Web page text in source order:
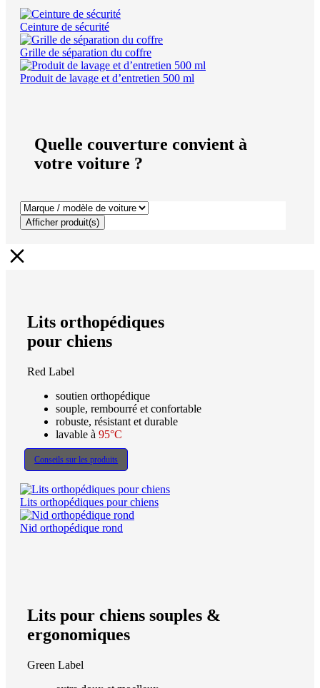
Ceinture de sécurité
Grille de séparation du coffre
Produit de lavage et d’entretien 500 ml
Quelle couverture convient à
votre voiture ?
Afficher produit(s)
Lits orthopédiques
pour chiens
Red Label
soutien orthopédique
souple, rembourré et confortable
robuste, résistant et durable
lavable à 95°C
Conseils sur les produits
Lits orthopédiques pour chiens
Nid orthopédique rond
Lits pour chiens souples &
ergonomiques
Green Label